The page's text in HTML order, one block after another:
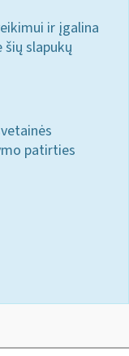
ir įgalina
slapukų
patirties